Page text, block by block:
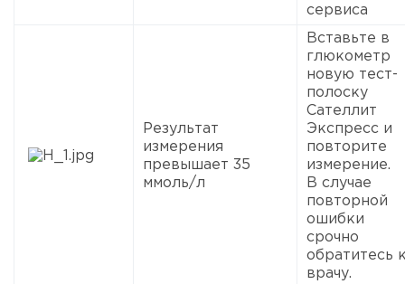
сервиса
Результат
измерения
превышает 35
ммоль/л
Вставьте в
глюкометр
новую тест-
полоску
Сателлит
Экспресс и
повторите
измерение.
В случае
повторной
ошибки
срочно
обратитесь
врачу.